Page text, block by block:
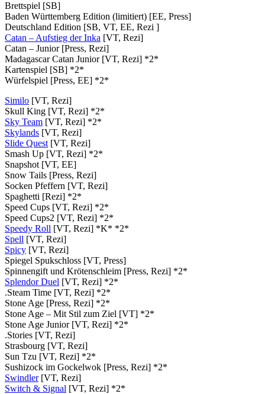
Brettspiel [SB]
Baden Württemberg Edition (limitiert) [EE, Press]
Deutschland Edition [SB, VT, EE, Rezi ]
Catan – Aufstieg der Inka [VT, Rezi]
Catan – Junior [Press, Rezi]
Madagascar Catan Junior [VT, Rezi] *2*
Kartenspiel [SB] *2*
Würfelspiel [Press, EE] *2*
Similo [VT, Rezi]
Skull King [VT, Rezi] *2*
Sky Team [VT, Rezi] *2*
Skylands [VT, Rezi]
Slide Quest [VT, Rezi]
Smash Up [VT, Rezi] *2*
Snapshot [VT, EE]
Snow Tails [Press, Rezi]
Socken Pfeffern [VT, Rezi]
Spaghetti [Rezi] *2*
Speed Cups [VT, Rezi] *2*
Speed Cups2 [VT, Rezi] *2*
Speedy Roll [VT, Rezi] *K* *2*
Spell [VT, Rezi]
Spicy [VT, Rezi]
Spiegel Spukschloss [VT, Press]
Spinnengift und Krötenschleim [Press, Rezi] *2*
Splendor Duel [VT, Rezi] *2*
.Steam Time [VT, Rezi] *2*
Stone Age [Press, Rezi] *2*
Stone Age – Mit Stil zum Ziel [VT] *2*
Stone Age Junior [VT, Rezi] *2*
.Stories [VT, Rezi]
Strasbourg [VT, Rezi]
Sun Tzu [VT, Rezi] *2*
Sushizock im Gockelwok [Press, Rezi] *2*
Swindler[VT, Rezi]
Switch & Signal [VT, Rezi] *2*